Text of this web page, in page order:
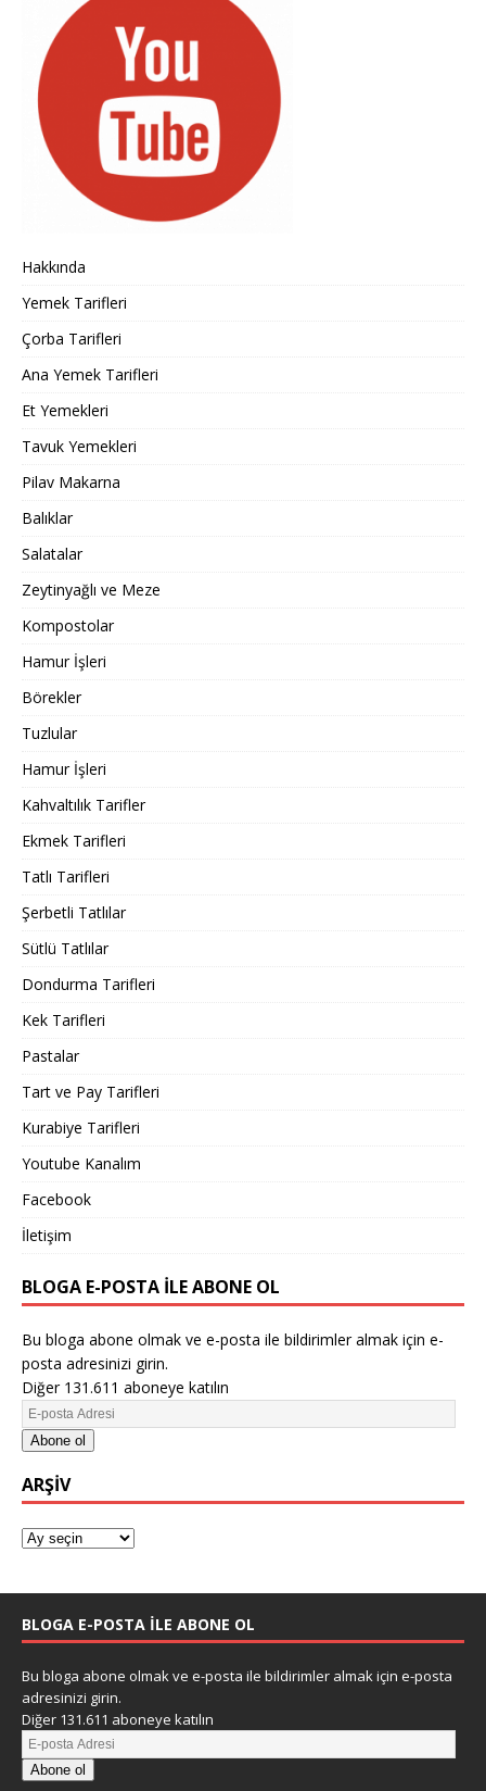
Hakkında
Yemek Tarifleri
Çorba Tarifleri
Ana Yemek Tarifleri
Et Yemekleri
Tavuk Yemekleri
Pilav Makarna
Balıklar
Salatalar
Zeytinyağlı ve Meze
Kompostolar
Hamur İşleri
Börekler
Tuzlular
Hamur İşleri
Kahvaltılık Tarifler
Ekmek Tarifleri
Tatlı Tarifleri
Şerbetli Tatlılar
Sütlü Tatlılar
Dondurma Tarifleri
Kek Tarifleri
Pastalar
Tart ve Pay Tarifleri
Kurabiye Tarifleri
Youtube Kanalım
Facebook
İletişim
BLOGA E-POSTA ILE ABONE OL
Bu bloga abone olmak ve e-posta ile bildirimler almak için e-
posta adresinizi girin.
Diğer 131.611 aboneye katılın
Abone ol
ARŞIV
BLOGA E-POSTA ILE ABONE OL
Bu bloga abone olmak ve e-posta ile bildirimler almak için e-posta
adresinizi girin.
Diğer 131.611 aboneye katılın
Abone ol